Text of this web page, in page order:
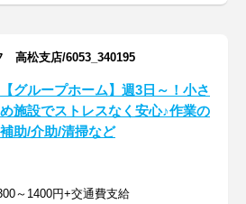
高松支店/6053_340195
【グループホーム】週3日～！小さ
め施設でストレスなく安心♪作業の
補助/介助/清掃など
～1400円+交通費支給